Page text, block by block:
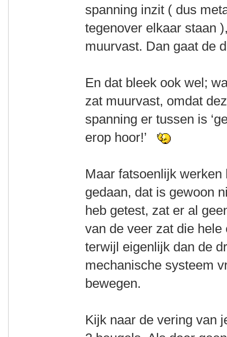
spanning inzit ( dus
tegenover elkaar staan
muurvast. Dan gaat de
En dat bleek ook wel;
zat muurvast, omdat
spanning er tussen is
erop hoor!’
Maar fatsoenlijk
gedaan, dat is gewoon
heb getest, zat er al
van de veer zat die
terwijl eigenlijk dan de
mechanische systeem
bewegen.
Kijk naar de vering van